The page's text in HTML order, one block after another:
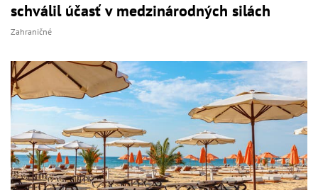
schválil účasť v medzinárodných silách
Zahraničné